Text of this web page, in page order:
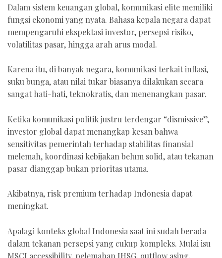
Dalam sistem keuangan global, komunikasi elite memiliki
fungsi ekonomi yang nyata. Bahasa kepala negara dapat
mempengaruhi ekspektasi investor, persepsi risiko,
volatilitas pasar, hingga arah arus modal.
Karena itu, di banyak negara, komunikasi terkait inflasi,
suku bunga, atau nilai tukar biasanya dilakukan secara
sangat hati-hati, teknokratis, dan menenangkan pasar.
Ketika komunikasi politik justru terdengar “dismissive”,
investor global dapat menangkap kesan bahwa
sensitivitas pemerintah terhadap stabilitas finansial
melemah, koordinasi kebijakan belum solid, atau tekanan
pasar dianggap bukan prioritas utama.
Akibatnya, risk premium terhadap Indonesia dapat
meningkat.
Apalagi konteks global Indonesia saat ini sudah berada
dalam tekanan persepsi yang cukup kompleks. Mulai isu
MSCI accessibility, pelemahan IHSG, outflow asing,